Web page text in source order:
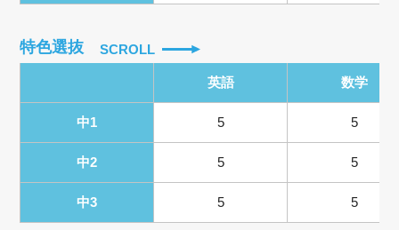
特色選抜 SCROLL
英語 数学
中1 5 5
中2 5 5
中3 5 5